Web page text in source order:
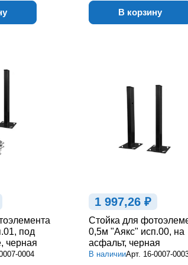
В корзину
под
черная
0004
1 997,26 ₽
Стойка для
0,5м "Аякс" исп.00, на
асфальт, черная
В наличииАрт. 16-0007-